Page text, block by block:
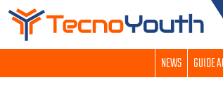
Passa
navigazione
Passa
contenuto
Passa
barra
Passa
piè
NEWS GUIDE